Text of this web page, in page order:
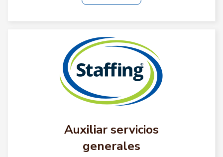
Auxiliar servicios
generales